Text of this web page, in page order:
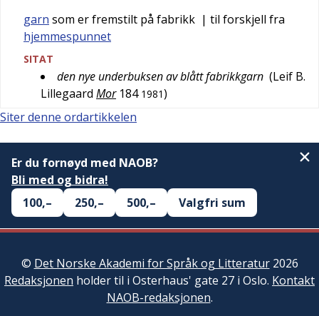
garn som er fremstilt på fabrikk | til forskjell fra
hjemmespunnet
SITAT
den nye underbuksen av blått fabrikkgarn (Leif B.
Lillegaard Mor 184 1981)
Siter denne ordartikkelen
Er du fornøyd med NAOB?
Bli med og bidra!
100,–
250,– 500,– Valgfri sum
© Det Norske Akademi for Språk og Litteratur2026
Redaksjonen holder til i Osterhaus' gate 27 i Oslo. Kontakt
NAOB-redaksjonen.